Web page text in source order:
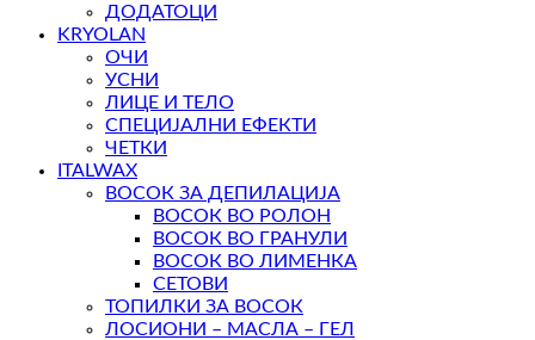
ДОДАТОЦИ
KRYOLAN
ОЧИ
УСНИ
ЛИЦЕ И ТЕЛО
СПЕЦИЈАЛНИ ЕФЕКТИ
ЧЕТКИ
ITALWAX
ВОСОК ЗА ДЕПИЛАЦИЈА
ВОСОК ВО РОЛОН
ВОСОК ВО ГРАНУЛИ
ВОСОК ВО ЛИМЕНКА
СЕТОВИ
ТОПИЛКИ ЗА ВОСОК
ЛОСИОНИ – МАСЛА – ГЕЛ